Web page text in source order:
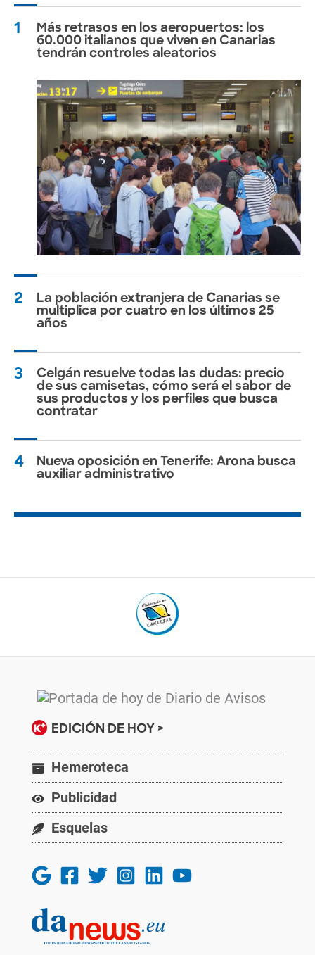
1
Más retrasos en los aeropuertos: los
60.000 italianos que viven en Canarias
tendrán controles aleatorios
2
La población extranjera de Canarias se
multiplica por cuatro en los últimos 25
años
3
Celgán resuelve todas las dudas: precio
de sus camisetas, cómo será el sabor de
sus productos y los perfiles que busca
contratar
4
Nueva oposición en Tenerife: Arona busca
auxiliar administrativo
EDICIÓN DE HOY >
Hemeroteca
Publicidad
Esquelas